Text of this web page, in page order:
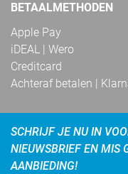
BETAALMETHODEN
Apple Pay
iDEAL | Wero
Creditcard
Achteraf betalen |
SCHRIJF JE NU IN
NIEUWSBRIEF EN MIS
AANBIEDING!